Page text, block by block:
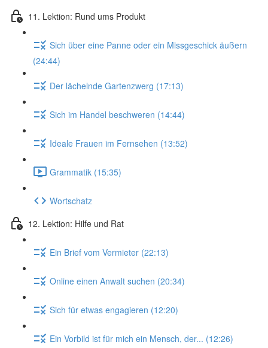
11. Lektion: Rund ums Produkt
Sich über eine Panne oder ein Missgeschick äußern
(24:44)
Der lächelnde Gartenzwerg (17:13)
Sich im Handel beschweren (14:44)
Ideale Frauen im Fernsehen (13:52)
Grammatik (15:35)
Wortschatz
12. Lektion: Hilfe und Rat
Ein Brief vom Vermieter (22:13)
Online einen Anwalt suchen (20:34)
Sich für etwas engagieren (12:20)
Ein Vorbild ist für mich ein Mensch, der... (12:26)